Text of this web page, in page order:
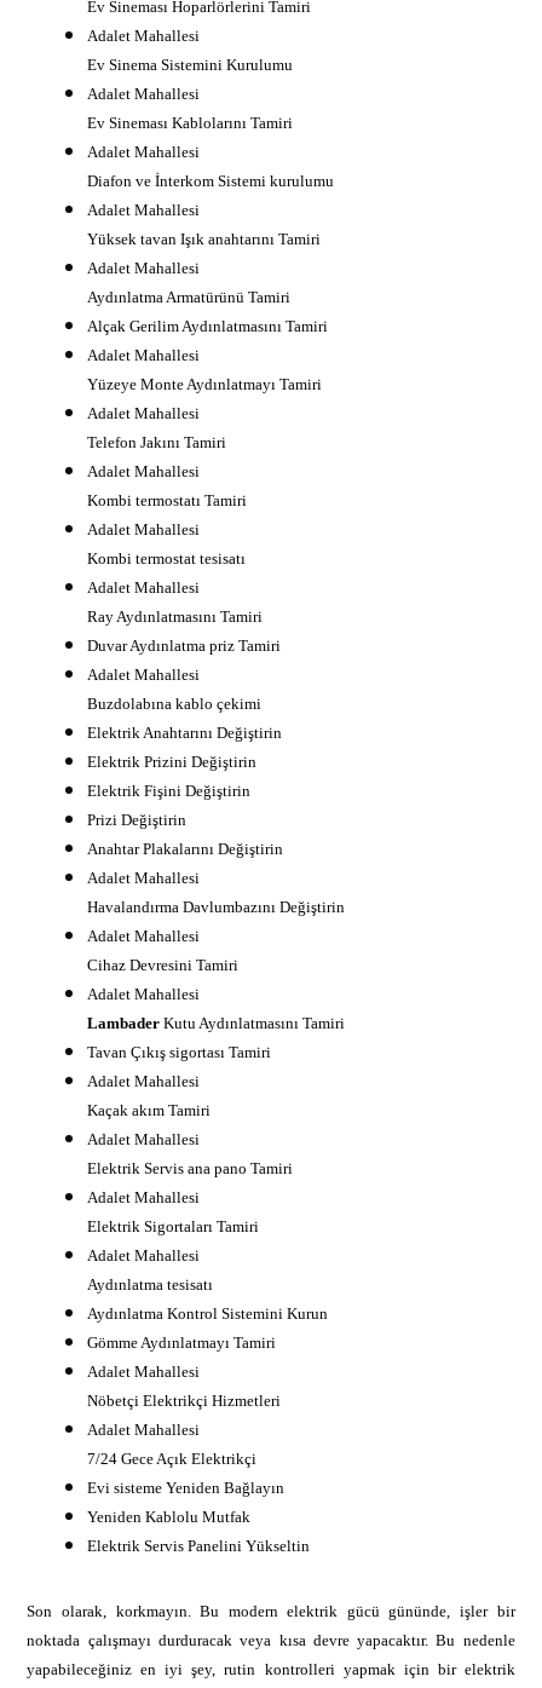
Ev Sineması Hoparlörlerini Tamiri
Adalet Mahallesi
Ev Sinema Sistemini Kurulumu
Adalet Mahallesi
Ev Sineması Kablolarını Tamiri
Adalet Mahallesi
Diafon ve İnterkom Sistemi kurulumu
Adalet Mahallesi
Yüksek tavan Işık anahtarını Tamiri
Adalet Mahallesi
Aydınlatma Armatürünü Tamiri
Alçak Gerilim Aydınlatmasını Tamiri
Adalet Mahallesi
Yüzeye Monte Aydınlatmayı Tamiri
Adalet Mahallesi
Telefon Jakını Tamiri
Adalet Mahallesi
Kombi termostatı Tamiri
Adalet Mahallesi
Kombi termostat tesisatı
Adalet Mahallesi
Ray Aydınlatmasını Tamiri
Duvar Aydınlatma priz Tamiri
Adalet Mahallesi
Buzdolabına kablo çekimi
Elektrik Anahtarını Değiştirin
Elektrik Prizini Değiştirin
Elektrik Fişini Değiştirin
Prizi Değiştirin
Anahtar Plakalarını Değiştirin
Adalet Mahallesi
Havalandırma Davlumbazını Değiştirin
Adalet Mahallesi
Cihaz Devresini Tamiri
Adalet Mahallesi
LambaderKutu Aydınlatmasını Tamiri
Tavan Çıkış sigortası Tamiri
Adalet Mahallesi
Kaçak akım Tamiri
Adalet Mahallesi
Elektrik Servis ana pano Tamiri
Adalet Mahallesi
Elektrik Sigortaları Tamiri
Adalet Mahallesi
Aydınlatma tesisatı
Aydınlatma Kontrol Sistemini Kurun
Gömme Aydınlatmayı Tamiri
Adalet Mahallesi
Nöbetçi Elektrikçi Hizmetleri
Adalet Mahallesi
7/24 Gece Açık Elektrikçi
Evi sisteme Yeniden Bağlayın
Yeniden Kablolu Mutfak
Elektrik Servis Panelini Yükseltin
Son olarak, korkmayın. Bu modern elektrik gücü gününde, işler bir
noktada çalışmayı durduracak veya kısa devre yapacaktır. Bu nedenle
yapabileceğiniz en iyi şey, rutin kontrolleri yapmak için bir elektrik